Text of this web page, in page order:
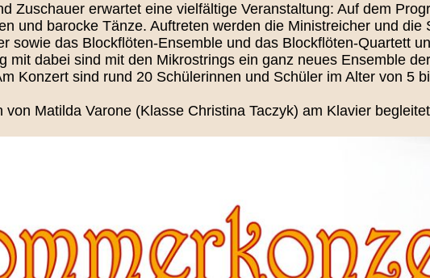
Zuschauer erwartet eine vielfältige Veranstaltung: Auf dem
und barocke Tänze. Auftreten werden die Ministreicher und
sowie das Blockflöten-Ensemble und das Blockflöten-Quartett
mit dabei sind mit den Mikrostrings ein ganz neues Ensemble
Konzert sind rund 20 Schülerinnen und Schüler im Alter von 5
von Matilda Varone (Klasse Christina Taczyk) am Klavier